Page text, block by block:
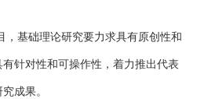
基础理论研究要力求具有原创性和
针对性和可操作性，着力推出代表
成果。